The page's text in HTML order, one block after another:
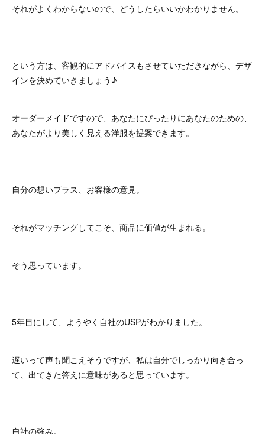
それがよくわからないので、どうしたらいいかわかりません。
という方は、客観的にアドバイスもさせていただきながら、デザ
インを決めていきましょう♪
オーダーメイドですので、あなたにぴったりにあなたのための、
あなたがより美しく見える洋服を提案できます。
自分の想いプラス、お客様の意見。
それがマッチングしてこそ、商品に価値が生まれる。
そう思っています。
5年目にして、ようやく自社のUSPがわかりました。
遅いって声も聞こえそうですが、私は自分でしっかり向き合っ
て、出てきた答えに意味があると思っています。
自社の強み。